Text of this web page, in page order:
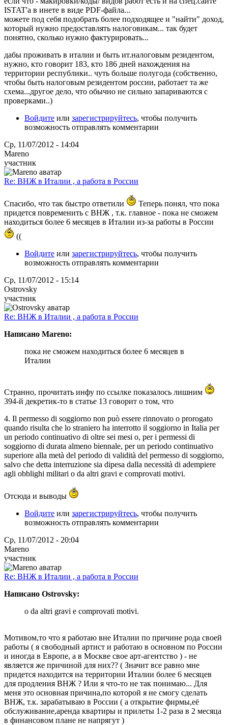
ISTAT'a в инете в виде PDF-файла...
можете под себя подобрать более подходящее и "найти" доход,
который нужно предоставлять налоговикам... так будет
понятно, сколько нужно фактурировать...
дабы проживать в италии и быть ит.налоговым резидентом,
нужно, кто говорит 183, кто 186 дней нахождения на
территории республики.. чуть больше полугода (собственно,
чтобы быть налоговым резидентом россии, работает та же
схема...другое дело, что обычно не сильно запариваются с
проверками..)
Войдите или зарегистрируйтесь, чтобы получить
возможность отправлять комментарии
Ср, 11/07/2012 - 14:04
Mareno
участник
Re: ВНЖ в Италии , а работа в России
Спасибо, что так быстро ответили
Теперь понял, что пока
придется повременить с ВНЖ , т.к. главное - пока не сможем
находиться более 6 месяцев в Италии из-за работы в России
((
Войдите или зарегистрируйтесь, чтобы получить
возможность отправлять комментарии
Ср, 11/07/2012 - 15:14
Ostrovsky
участник
Re: ВНЖ в Италии , а работа в России
Написано Mareno:
пока не сможем находиться более 6 месяцев в
Италии
Странно, прочитать инфу по ссылке показалось лишним
394-й декретик-то в статье 13 говорит о том, что
4. Il permesso di soggiorno non può essere rinnovato o prorogato
quando risulta che lo straniero ha interrotto il soggiorno in Italia per
un periodo continuativo di oltre sei mesi o, per i permessi di
soggiorno di durata almeno biennale, per un periodo continuativo
superiore alla metà del periodo di validità del permesso di soggiorno,
salvo che detta interruzione sia dipesa dalla necessità di adempiere
agli obblighi militari o da altri gravi e comprovati motivi.
Отсюда и выводы
Войдите или зарегистрируйтесь, чтобы получить
возможность отправлять комментарии
Ср, 11/07/2012 - 20:04
Mareno
участник
Re: ВНЖ в Италии , а работа в России
Написано Ostrovsky:
o da altri gravi e comprovati motivi.
Мотивом,то что я работаю вне Италии по причине рода своей
работы ( я свободный артист и работаю в основном по России
и иногда в Европе, а в Москве свое арт-агентство ) - не
является же причиной для них?? ( Значит все равно мне
придется находится на территории Италии более 6 месяцев
для продления ВНЖ ? Или я что-то не так понимаю... Для
меня это основная причина,по которой я не смогу сделать
ВНЖ, т.к. зарабатываю в России ( а открытие фирмы,её
обслуживание,аренда квартиры и прилеты 1-2 раза в 2 месяца
в финансовом плане не напрягут )